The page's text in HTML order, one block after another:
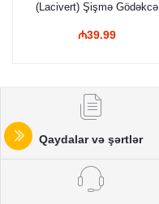
(Lacivert) Şişmə Gödəkcə
₼39.99
Qaydalar və şərtlər